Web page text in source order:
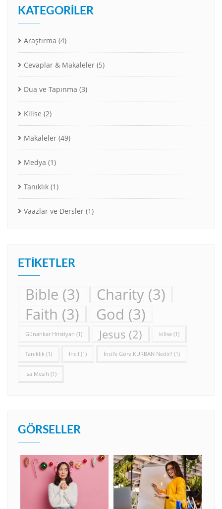
KATEGORILER
Araştırma (4)
Cevaplar & Makaleler (5)
Dua ve Tapınma (3)
Kilise (2)
Makaleler (49)
Medya (1)
Tanıklık (1)
Vaazlar ve Dersler (1)
ETIKETLER
Bible (3) Charity (3)
Faith (3) God (3)
Günahkar Hristiyan (1) Jesus (2) kilise (1)
Tanıklık (1) İncil (1) İncil’e Göre KURBAN Nedir? (1)
İsa Mesih (1)
GÖRSELLER